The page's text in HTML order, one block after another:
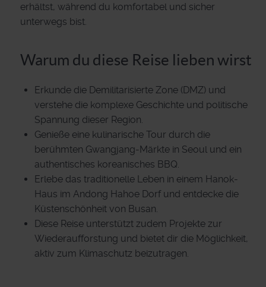
erhältst, während du komfortabel und sicher
unterwegs bist.
Warum du diese Reise lieben wirst
Erkunde die Demilitarisierte Zone (DMZ) und
verstehe die komplexe Geschichte und politische
Spannung dieser Region.
Genieße eine kulinarische Tour durch die
berühmten Gwangjang-Märkte in Seoul und ein
authentisches koreanisches BBQ.
Erlebe das traditionelle Leben in einem Hanok-
Haus im Andong Hahoe Dorf und entdecke die
Küstenschönheit von Busan.
Diese Reise unterstützt zudem Projekte zur
Wiederaufforstung und bietet dir die Möglichkeit,
aktiv zum Klimaschutz beizutragen.